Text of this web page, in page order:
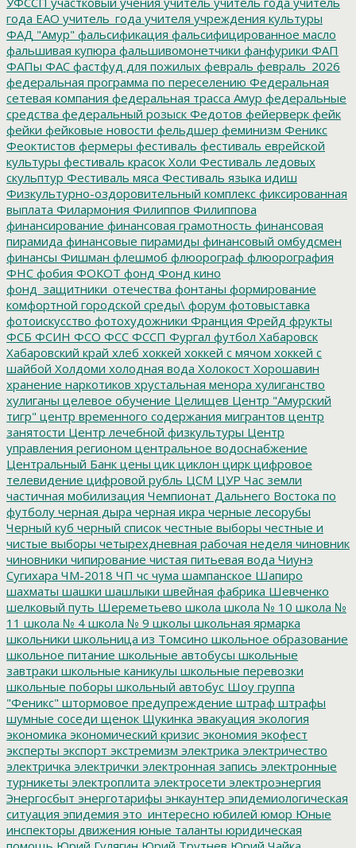
года ЕАО учитель_года учителя учреждения культуры
ФАД "Амур" фальсификация фальсифицированное масло
фальшивая купюра фальшивомонетчики фанфурики ФАП
ФАПы ФАС фастфуд для пожилых февраль февраль_2026
федеральная программа по переселению Федеральная
сетевая компания федеральная трасса Амур федеральные
средства федеральный розыск Федотов фейерверк фейк
фейки фейковые новости фельдшер феминизм Феникс
Феоктистов фермеры фестиваль фестиваль еврейской
культуры фестиваль красок Холи Фестиваль ледовых
скульптур Фестиваль мяса Фестиваль языка идиш
Физкультурно-оздоровительный комплекс фиксированная
выплата Филармония Филиппов Филиппова
финансирование финансовая грамотность финансовая
пирамида финансовые пирамиды финансовый омбудсмен
финансы Фишман флешмоб флюорограф флюорография
ФНС фобия ФОКОТ фонд Фонд кино
фонд_защитники_отечества фонтаны формирование
комфортной городской среды\ форум фотовыставка
фотоискусство фотохудожники Франция Фрейд фрукты
ФСБ ФСИН ФСО ФСС ФССП Фургал футбол Хабаровск
Хабаровский край хлеб хоккей хоккей с мячом хоккей с
шайбой Холдоми холодная вода Холокост Хорошавин
хранение наркотиков хрустальная менора хулиганство
хулиганы целевое обучение Целищев Центр "Амурский
тигр" центр временного содержания мигрантов центр
занятости Центр лечебной физкультуры Центр
управления регионом центральное водоснабжение
Центральный Банк цены цик циклон цирк цифровое
телевидение цифровой рубль ЦСМ ЦУР Час земли
частичная мобилизация Чемпионат Дальнего Востока по
футболу черная дыра черная икра черные лесорубы
Черный куб черный список честные выборы честные и
чистые выборы четырехдневная рабочая неделя чиновник
чиновники чипирование чистая питьевая вода Чиунэ
Сугихара ЧМ-2018 ЧП чс чума шампанское Шапиро
шахматы шашки шашлыки швейная фабрика Шевченко
шелковый путь Шереметьево школа школа № 10 школа №
11 школа № 4 школа № 9 школы школьная ярмарка
школьники школьница из Томсино школьное образование
школьное питание школьные автобусы школьные
завтраки школьные каникулы школьные перевозки
школьные поборы школьный автобус Шоу группа
"Феникс" штормовое предупреждение штраф штрафы
шумные соседи щенок Щукинка эвакуация экология
экономика экономический кризис экономия экофест
эксперты экспорт экстремизм электрика электричество
электричка электрички электронная запись электронные
турникеты электроплита электросети электроэнергия
Энергосбыт энерготарифы энкаунтер эпидемиологическая
ситуация эпидемия это_интересно юбилей юмор Юные
инспекторы движения юные таланты юридическая